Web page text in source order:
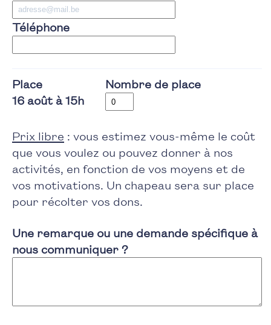
Téléphone
Place
Nombre de place
16 août à 15h
Prix libre : vous estimez vous-même le coût
que vous voulez ou pouvez donner à nos
activités, en fonction de vos moyens et de
vos motivations. Un chapeau sera sur place
pour récolter vos dons.
Une remarque ou une demande spécifique à
nous communiquer ?